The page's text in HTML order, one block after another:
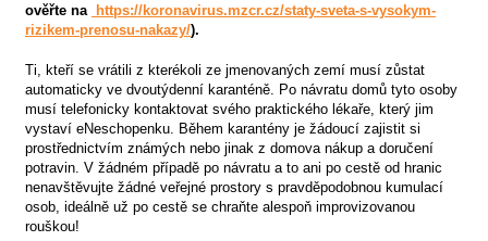
ověřte na
https://koronavirus.mzcr.cz/staty-sveta-s-vysokym-
rizikem-prenosu-nakazy/).
Ti, kteří se vrátili z kterékoli ze jmenovaných zemí musí zůstat
automaticky ve dvoutýdenní karanténě. Po návratu domů tyto osoby
musí telefonicky kontaktovat svého praktického lékaře, který jim
vystaví eNeschopenku. Během karantény je žádoucí zajistit si
prostřednictvím známých nebo jinak z domova nákup a doručení
potravin. V žádném případě po návratu a to ani po cestě od hranic
nenavštěvujte žádné veřejné prostory s pravděpodobnou kumulací
osob, ideálně už po cestě se chraňte alespoň improvizovanou
rouškou!